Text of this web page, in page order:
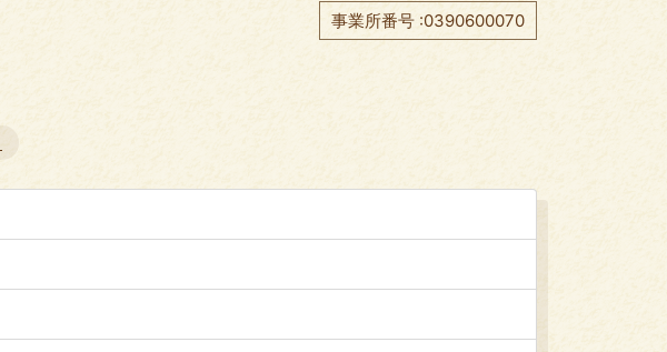
事業所番号 :0390600070